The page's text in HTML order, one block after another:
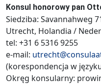
Konsul honorowy pan
Siedziba: Savannahweg
Utrecht, Holandia /
tel: +31 6 5316 9255
e-mail:
(korespondencja w
Okręg konsularny: